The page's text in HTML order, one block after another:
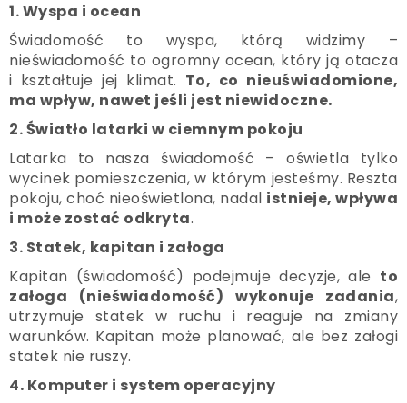
1. Wyspa i ocean
Świadomość to wyspa, którą widzimy –
nieświadomość to ogromny ocean, który ją otacza
i kształtuje jej klimat. To, co nieuświadomione,
ma wpływ, nawet jeśli jest niewidoczne.
2. Światło latarki w ciemnym pokoju
Latarka to nasza świadomość – oświetla tylko
wycinek pomieszczenia, w którym jesteśmy. Reszta
pokoju, choć nieoświetlona, nadal istnieje, wpływa
i może zostać odkryta.
3. Statek, kapitan i załoga
Kapitan (świadomość) podejmuje decyzje, ale to
załoga (nieświadomość) wykonuje zadania,
utrzymuje statek w ruchu i reaguje na zmiany
warunków. Kapitan może planować, ale bez załogi
statek nie ruszy.
4. Komputer i system operacyjny